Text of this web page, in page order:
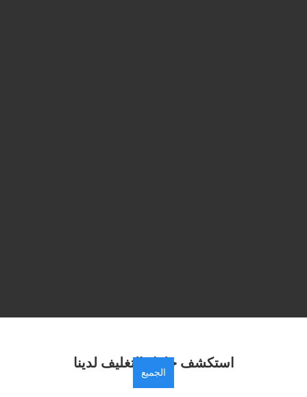
استكشف حلول التغليف لدينا